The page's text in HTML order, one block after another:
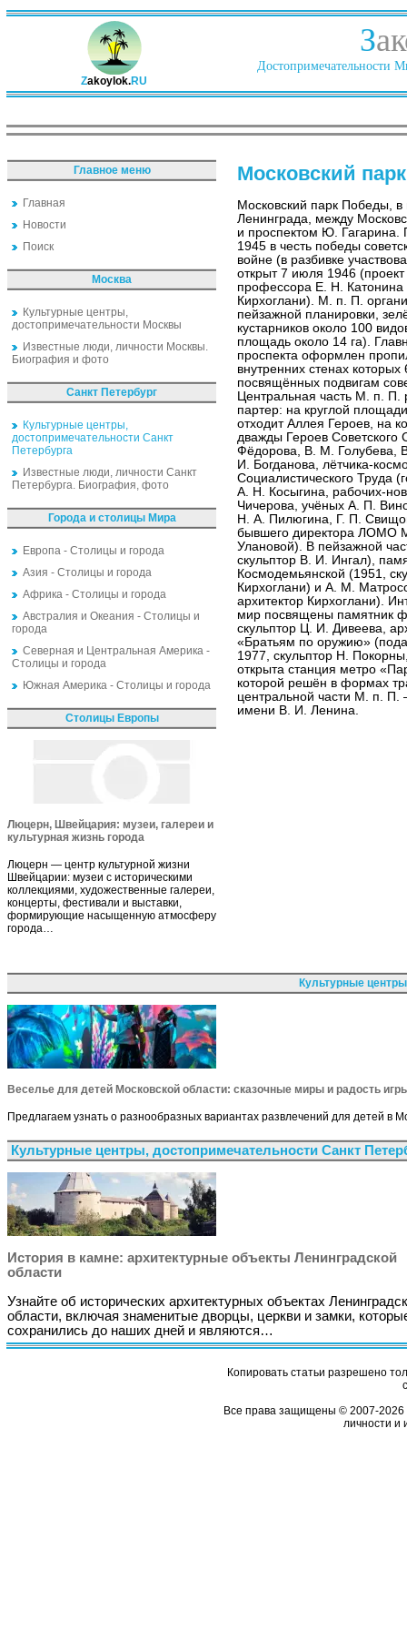
Zakoylok.RU
З
Достопримечательности
Главное меню
Главная
Новости
Поиск
Москва
Культурные центры,
достопримечательности Москвы
Известные люди, личности Москвы.
Биография и фото
Санкт Петербург
Культурные центры,
достопримечательности Санкт
Петербурга
Известные люди, личности Санкт
Петербурга. Биография, фото
Города и столицы Мира
Европа - Столицы и города
Азия - Столицы и города
Африка - Столицы и города
Австралия и Океания - Столицы и
города
Северная и Центральная Америка -
Столицы и города
Южная Америка - Столицы и города
Столицы Европы
Люцерн, Швейцария: музеи, галереи и
культурная жизнь города
Люцерн — центр культурной жизни
Швейцарии: музеи с историческими
коллекциями, художественные галереи,
концерты, фестивали и выставки,
формирующие насыщенную атмосферу
города…
Московский
Московский парк Победы,
Ленинграда, между
и проспектом Ю. Гагарина.
1945 в честь победы
войне (в разбивке
открыт 7 июля 1946 (проект
профессора Е. Н.
Кирхоглани). М. п. П.
пейзажной планировки,
кустарников около 100
площадь около 14 га).
проспекта оформлен
внутренних стенах
посвящённых подвигам
Центральная часть М. п. П.
партер: на круглой
отходит Аллея Героев, на
дважды Героев
Фёдорова, В. М. Голубева,
И. Богданова, лётчика-
Социалистического Труда
А. Н. Косыгина, рабочих-
Чичерова, учёных А. П.
Н. А. Пилюгина, Г. П.
бывшего директора ЛОМО
Улановой). В пейзажной
скульптор В. И. Ингал),
Космодемьянской (1951,
Кирхоглани) и А. М.
архитектор Кирхоглани).
мир посвящены памятник
скульптор Ц. И. Дивеева,
«Братьям по оружию»
1977, скульптор Н.
открыта станция метро
которой решён в формах
центральной части М. п. П.
имени В. И. Ленина.
Культурные
Веселье для детей Московской области: сказочные миры и радость
Предлагаем узнать о разнообразных вариантах развлечений для детей в
Культурные центры, достопримечательности Санкт
История в камне: архитектурные объекты Ленинградской
области
Узнайте об исторических архитектурных объектах
области, включая знаменитые дворцы, церкви и замки,
сохранились до наших дней и являются…
Копировать статьи разрешено
Все права защищены © 2007-2026
личности и